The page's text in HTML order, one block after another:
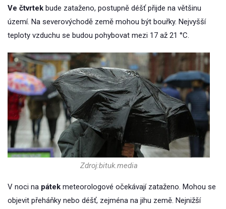
Ve čtvrtek bude zataženo, postupně déšť přijde na většinu
území. Na severovýchodě země mohou být bouřky. Nejvyšší
teploty vzduchu se budou pohybovat mezi 17 až 21 °C.
Zdroj:bituk.media
V noci na pátek meteorologové očekávají zataženo. Mohou se
objevit přeháňky nebo déšť, zejména na jihu země. Nejnižší